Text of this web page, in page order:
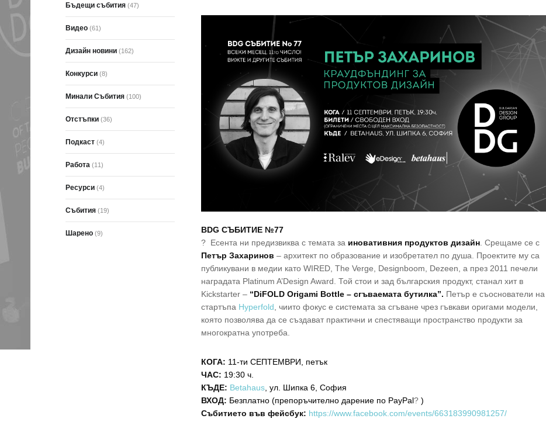
BDG СЪБИТИЕ №77
? Eсента ни предизвиква с темата за иновативния продуктов дизайн . Срещаме се с
Петър Захаринов – архитект по образование и изобретател по душа. Проектите му са
публикувани в медии като WIRED, The Verge, Designboom, Dezeen, а през 2011 печели
наградата Platinum A’Design Award. Той стои и зад българския продукт, станал хит в
Kickstarter – “DiFOLD Origami Bottle – сгъваемата бутилка”. Петър е съоснователи на
стартъпа Hyperfold , чиито фокус е системата за сгъване чрез гъвкави оригами модели,
която позволява да се създават практични и спестяващи пространство продукти за
многократна употреба.
КОГА: 11-ти СЕПТЕМВРИ, петък
ЧАС: 19:30 ч.
КЪДЕ: Betahaus , ул. Шипка 6, София
ВХОД: Безплатно (препоръчително дарение по PayPal?)
Събитието във фейсбук: https://www.facebook.com/events/663183990981257/
Бъдещи събития (47)
Видео (61)
Дизайн новини (162)
Конкурси (8)
Минали Събития (100)
Отстъпки (36)
Подкаст (4)
Работа (11)
Ресурси (4)
Събития (19)
Шарено (9)